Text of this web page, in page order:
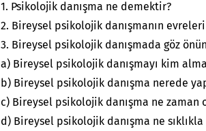
1. Psikolojik danışma ne demektir?
2. Bireysel psikolojik danışmanın
3. Bireysel psikolojik danışmada göz
a) Bireysel psikolojik danışmayı kim
b) Bireysel psikolojik danışma nerede
c) Bireysel psikolojik danışma ne zaman
d) Bireysel psikolojik danışma ne